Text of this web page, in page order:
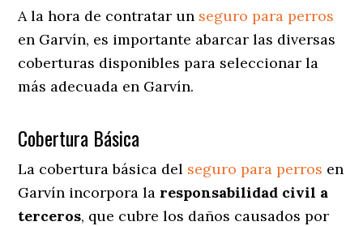
A la hora de contratar un seguro para perros
en Garvín, es importante abarcar las diversas
coberturas disponibles para seleccionar la
más adecuada en Garvín.
Cobertura Básica
La cobertura básica del seguro para perros en
Garvín incorpora la responsabilidad civil a
terceros, que cubre los daños causados por